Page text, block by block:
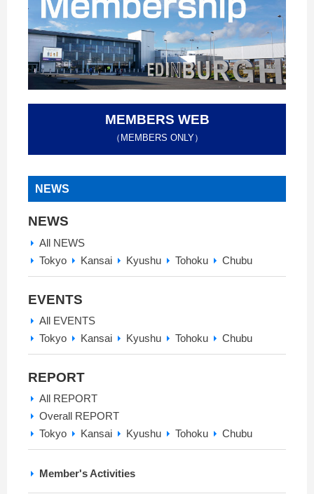
MEMBERS WEB
（MEMBERS ONLY）
NEWS
NEWS
All NEWS
Tokyo
Kansai Kyushu Tohoku Chubu
EVENTS
All EVENTS
Tokyo
Kansai Kyushu Tohoku Chubu
REPORT
All REPORT
Overall REPORT
Tokyo
Kansai Kyushu Tohoku Chubu
Member's Activities